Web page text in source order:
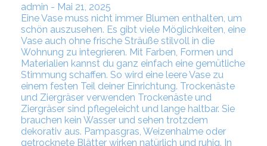
admin - Mai 21, 2025
Eine Vase muss nicht immer Blumen enthalten, um
schön auszusehen. Es gibt viele Möglichkeiten, eine
Vase auch ohne frische Sträuße stilvoll in die
Wohnung zu integrieren. Mit Farben, Formen und
Materialien kannst du ganz einfach eine gemütliche
Stimmung schaffen. So wird eine leere Vase zu
einem festen Teil deiner Einrichtung. Trockenäste
und Ziergräser verwenden Trockenäste und
Ziergräser sind pflegeleicht und lange haltbar. Sie
brauchen kein Wasser und sehen trotzdem
dekorativ aus. Pampasgras, Weizenhalme oder
getrocknete Blätter wirken natürlich und ruhig. In